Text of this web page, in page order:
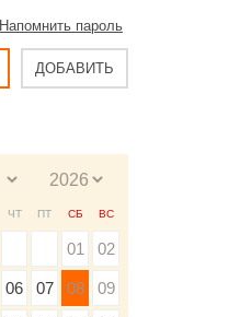
Напомнить пароль
ДОБАВИТЬ
ЧТ ПТ СБ ВС
01 02
06 07 08 09